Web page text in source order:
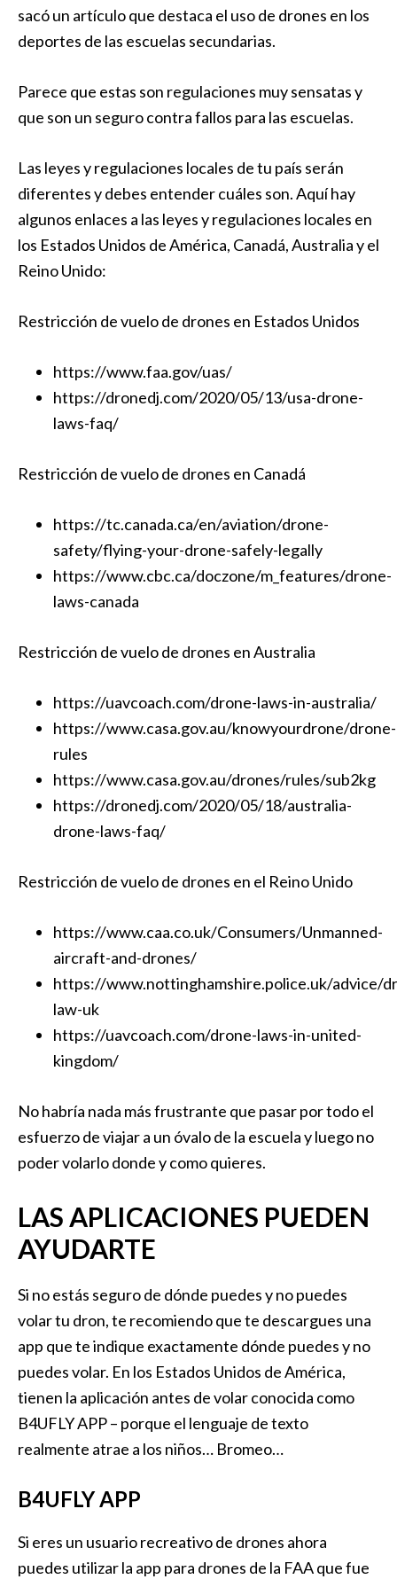
sacó un artículo que destaca el uso de drones en los
deportes de las escuelas secundarias.
Parece que estas son regulaciones muy sensatas y
que son un seguro contra fallos para las escuelas.
Las leyes y regulaciones locales de tu país serán
diferentes y debes entender cuáles son. Aquí hay
algunos enlaces a las leyes y regulaciones locales en
los Estados Unidos de América, Canadá, Australia y el
Reino Unido:
Restricción de vuelo de drones en Estados Unidos
https://www.faa.gov/uas/
https://dronedj.com/2020/05/13/usa-drone-
laws-faq/
Restricción de vuelo de drones en Canadá
https://tc.canada.ca/en/aviation/drone-
safety/flying-your-drone-safely-legally
https://www.cbc.ca/doczone/m_features/drone-
laws-canada
Restricción de vuelo de drones en Australia
https://uavcoach.com/drone-laws-in-australia/
https://www.casa.gov.au/knowyourdrone/drone-
rules
https://www.casa.gov.au/drones/rules/sub2kg
https://dronedj.com/2020/05/18/australia-
drone-laws-faq/
Restricción de vuelo de drones en el Reino Unido
https://www.caa.co.uk/Consumers/Unmanned-
aircraft-and-drones/
https://www.nottinghamshire.police.uk/advice/
law-uk
https://uavcoach.com/drone-laws-in-united-
kingdom/
No habría nada más frustrante que pasar por todo el
esfuerzo de viajar a un óvalo de la escuela y luego no
poder volarlo donde y como quieres.
LAS APLICACIONES PUEDEN
AYUDARTE
Si no estás seguro de dónde puedes y no puedes
volar tu dron, te recomiendo que te descargues una
app que te indique exactamente dónde puedes y no
puedes volar. En los Estados Unidos de América,
tienen la aplicación antes de volar conocida como
B4UFLY APP – porque el lenguaje de texto
realmente atrae a los niños… Bromeo…
B4UFLY APP
Si eres un usuario recreativo de drones ahora
puedes utilizar la app para drones de la FAA que fue